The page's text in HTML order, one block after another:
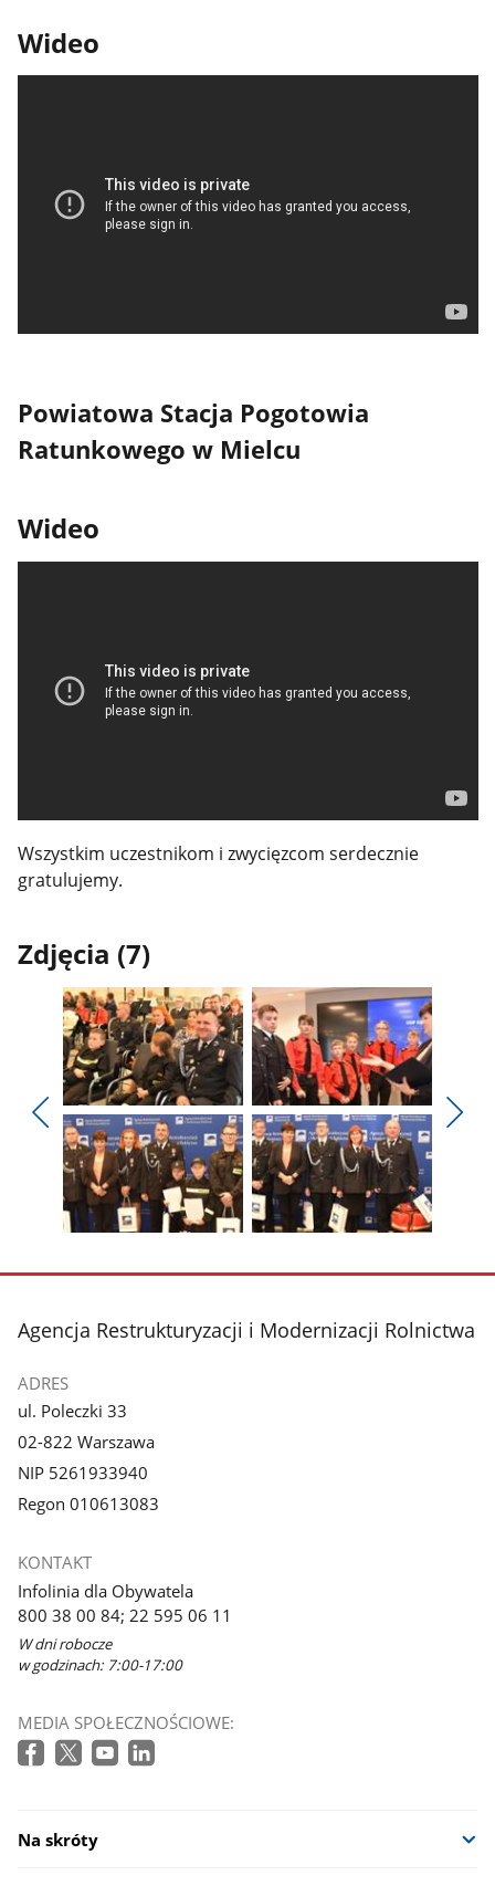
Wideo
Powiatowa Stacja Pogotowia
Ratunkowego w Mielcu
Wideo
Wszystkim uczestnikom i zwycięzcom serdecznie
gratulujemy.
Zdjęcia (7)
Pokaż
poprzednie
zdjęcia
Pokaż
zdjęcie
1
z
galerii.
Pokaż
zdjęcie
2
z
galerii.
zdjęcie
galerii.
zdjęcie
z
galerii.
stopka
Agencja Restrukturyzacji i Modernizacji Rolnictwa
ADRES
ul. Poleczki 33
02-822 Warszawa
NIP 5261933940
Regon 010613083
KONTAKT
Infolinia dla Obywatela
800 38 00 84; 22 595 06 11
W dni robocze
w godzinach: 7:00-17:00
MEDIA SPOŁECZNOŚCIOWE:
Na skróty